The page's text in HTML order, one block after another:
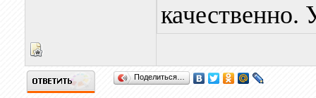
качественно.
Поделиться…